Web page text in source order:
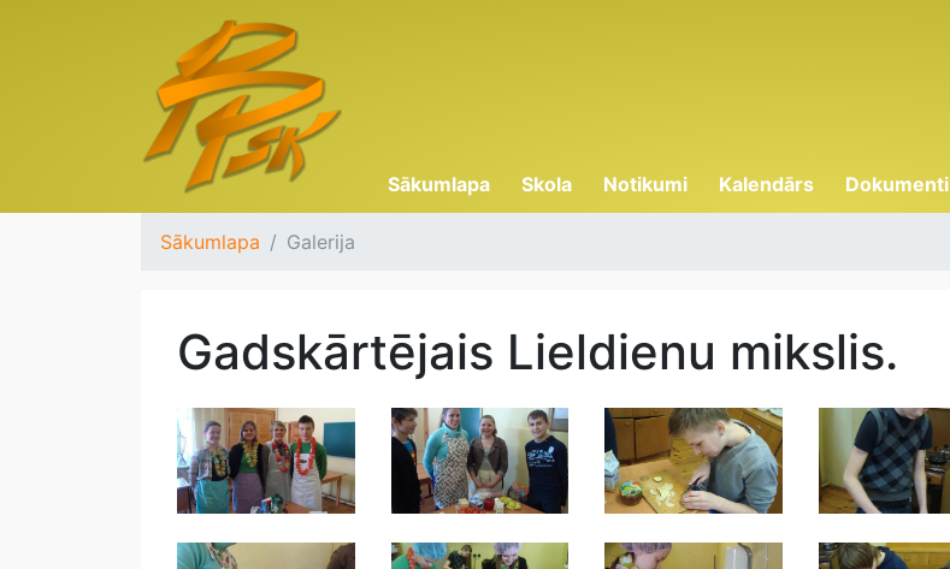
Sākumlapa Skola Notikumi Kalendārs Dokumenti
Sākumlapa Galerija
Gadskārtējais Lieldienu mikslis.